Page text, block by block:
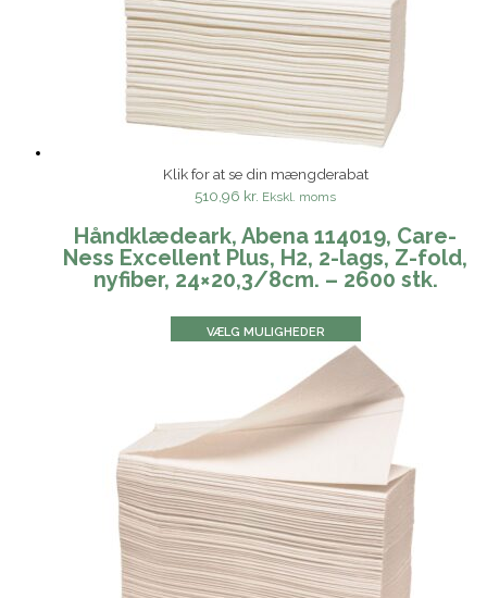
Klik for at se din mængderabat
510,96 kr. Ekskl. moms
Håndklædeark, Abena 114019, Care-
Ness Excellent Plus, H2, 2-lags, Z-fold,
nyfiber, 24×20,3/8cm. – 2600 stk.
VÆLG MULIGHEDER